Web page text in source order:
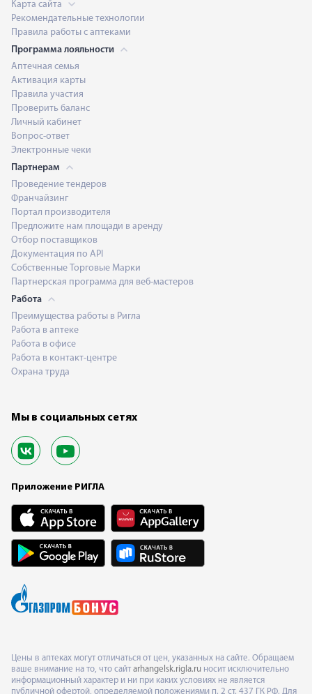
Карта сайта
Рекомендательные технологии
Правила работы с аптеками
Программа лояльности
Аптечная семья
Активация карты
Правила участия
Проверить баланс
Личный кабинет
Вопрос-ответ
Электронные чеки
Партнерам
Проведение тендеров
Франчайзинг
Портал производителя
Предложите нам площади в аренду
Отбор поставщиков
Документация по API
Собственные Торговые Марки
Партнерская программа для веб-мастеров
Работа
Преимущества работы в Ригла
Работа в аптеке
Работа в офисе
Работа в контакт-центре
Охрана труда
Мы в социальных сетях
Приложение РИГЛА
Цены в аптеках могут отличаться от цен, указанных на сайте. Обращаем
ваше внимание на то, что сайт arhangelsk.rigla.ru носит исключительно
информационный характер и ни при каких условиях не является
публичной офертой, определяемой положениями п. 2 ст. 437 ГК РФ. Для